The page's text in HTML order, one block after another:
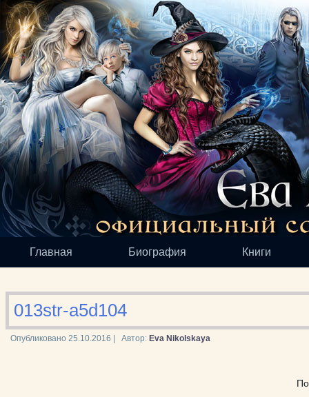
Главная Биография Книги
013str-a5d104
Опубликовано 25.10.2016 Автор: Eva Nikolskaya